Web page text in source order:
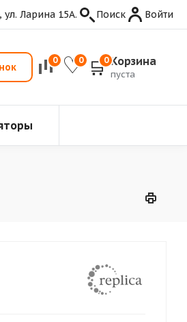
Ларина 15А. Поиск Войти
0 0 0 Корзина
пуста